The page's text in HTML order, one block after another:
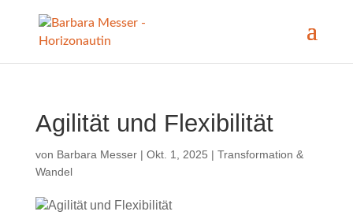
Agilität und Flexibilität
von Barbara Messer| Okt. 1, 2025 | Transformation &
Wandel